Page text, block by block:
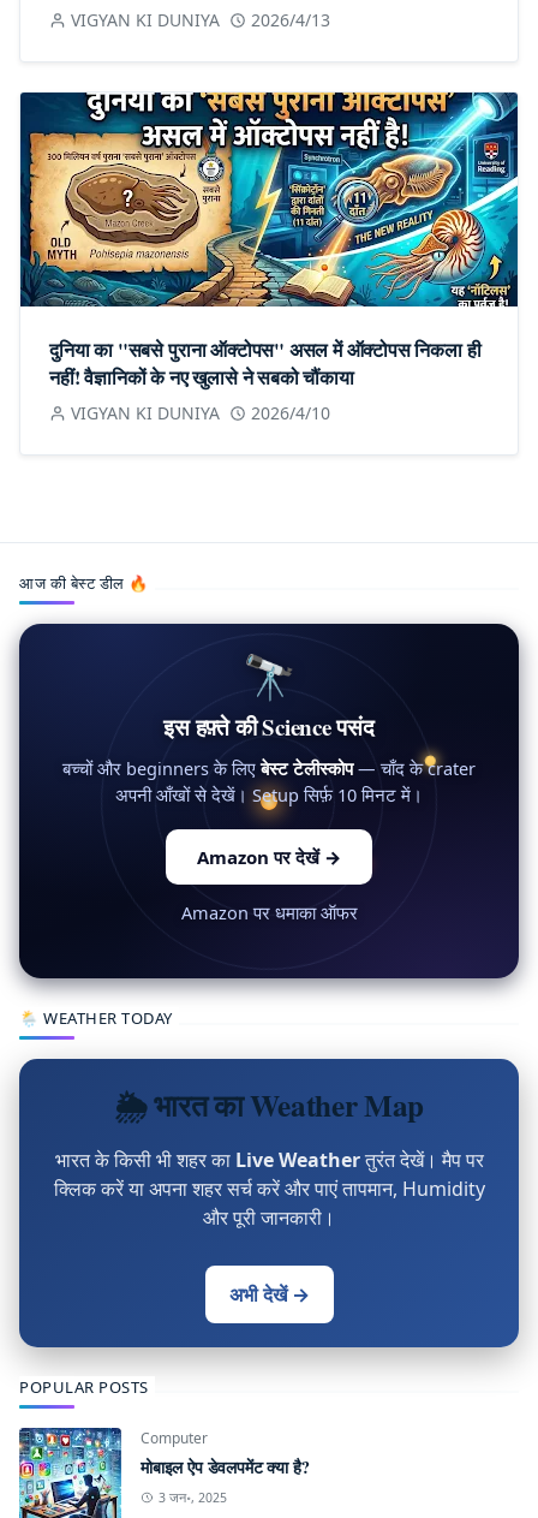
VIGYAN KI DUNIYA 2026/4/13
दुनिया का "सबसे पुराना ऑक्टोपस" असल में ऑक्टोपस निकला ही
नहीं! वैज्ञानिकों के नए खुलासे ने सबको चौंकाया
VIGYAN KI DUNIYA 2026/4/10
आज की बेस्ट डील 🔥
🔭
इस हफ़्ते की Science पसंद
बच्चों और beginners के लिएबेस्ट टेलीस्कोप— चाँद के crater
अपनी आँखों से देखें। Setup सिर्फ़ 10 मिनट में।
Amazon पर देखें →
Amazon पर धमाका ऑफर
🌦 WEATHER TODAY
🌦 भारत का Weather Map
भारत के किसी भी शहर का Live Weatherतुरंत देखें। मैप पर
क्लिक करें या अपना शहर सर्च करें और पाएं तापमान, Humidity
और पूरी जानकारी।
अभी देखें →
POPULAR POSTS
Computer
मोबाइल ऐप डेवलपमेंट क्या है?
3 जन॰, 2025